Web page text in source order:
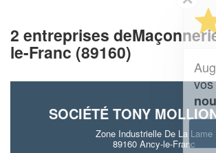
2 entreprises
le-Franc (89160)
SOCIÉTÉ TONY
Zone Industrielle De La Lame
89160 Ancy-le-Franc
Vous êtes
Augmentez votre
vosmargestout en
En savoir